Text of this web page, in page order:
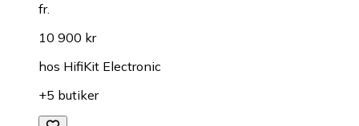
fr.
10 900 kr
hos HifiKit Electronic
+5 butiker